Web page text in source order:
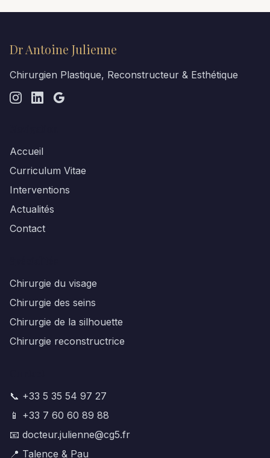
Dr Antoine Julienne
Chirurgien Plastique, Reconstructeur & Esthétique
Accueil
Curriculum Vitae
Interventions
Actualités
Contact
Chirurgie du visage
Chirurgie des seins
Chirurgie de la silhouette
Chirurgie reconstructrice
📞 +33 5 35 54 97 27
📱 +33 7 60 60 89 88
📧 docteur.julienne@cg5.fr
📍 Talence & Pau